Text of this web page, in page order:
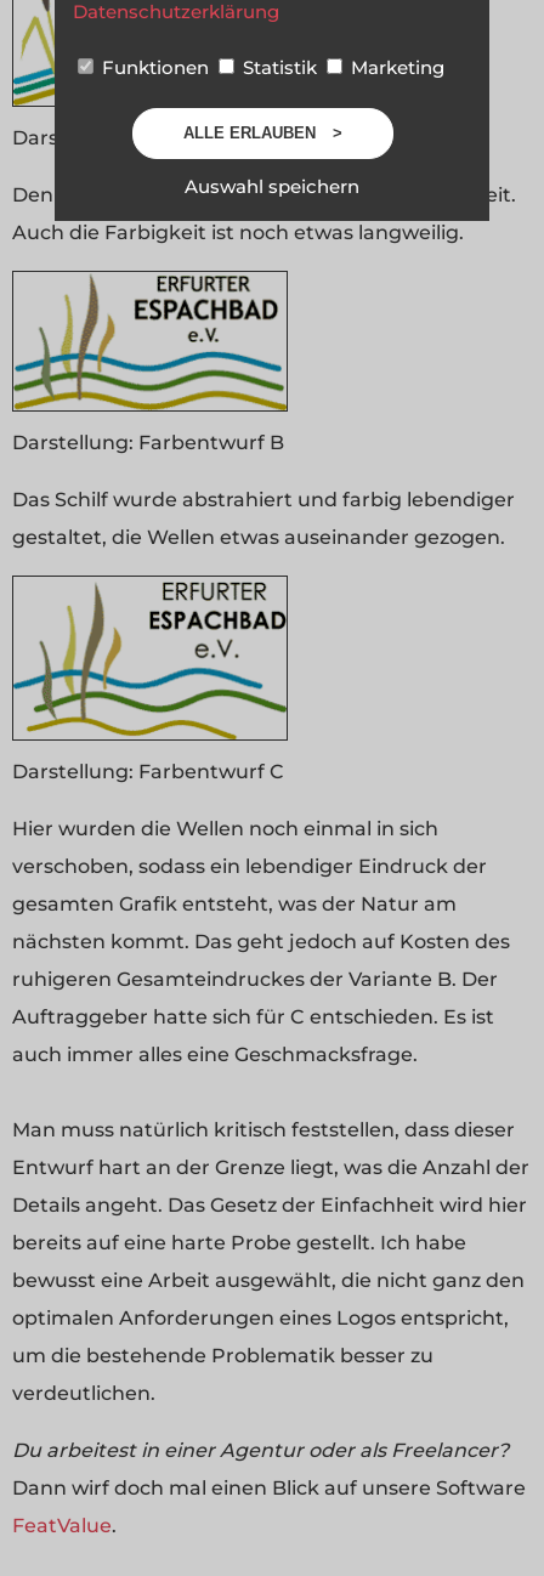
Darstellung:Farbentwurf A
Den grafischen Elementen fehlte die Natürlichkeit.
Auch die Farbigkeit ist noch etwas langweilig.
Darstellung: Farbentwurf B
Das Schilf wurde abstrahiert und farbig lebendiger
gestaltet, die Wellen etwas auseinander gezogen.
Darstellung: Farbentwurf C
Hier wurden die Wellen noch einmal in sich
verschoben, sodass ein lebendiger Eindruck der
gesamten Grafik entsteht, was der Natur am
nächsten kommt. Das geht jedoch auf Kosten des
ruhigeren Gesamteindruckes der Variante B. Der
Auftraggeber hatte sich für C entschieden. Es ist
auch immer alles eine Geschmacksfrage.
Man muss natürlich kritisch feststellen, dass dieser
Entwurf hart an der Grenze liegt, was die Anzahl der
Details angeht. Das Gesetz der Einfachheit wird hier
bereits auf eine harte Probe gestellt. Ich habe
bewusst eine Arbeit ausgewählt, die nicht ganz den
optimalen Anforderungen eines Logos entspricht,
um die bestehende Problematik besser zu
verdeutlichen.
Du arbeitest in einer Agentur oder als Freelancer?
Dann wirf doch mal einen Blick auf unsere Software
FeatValue.
Datenschutzerklärung
Funktionen Statistik Marketing
ALLE ERLAUBEN
Auswahl speichern